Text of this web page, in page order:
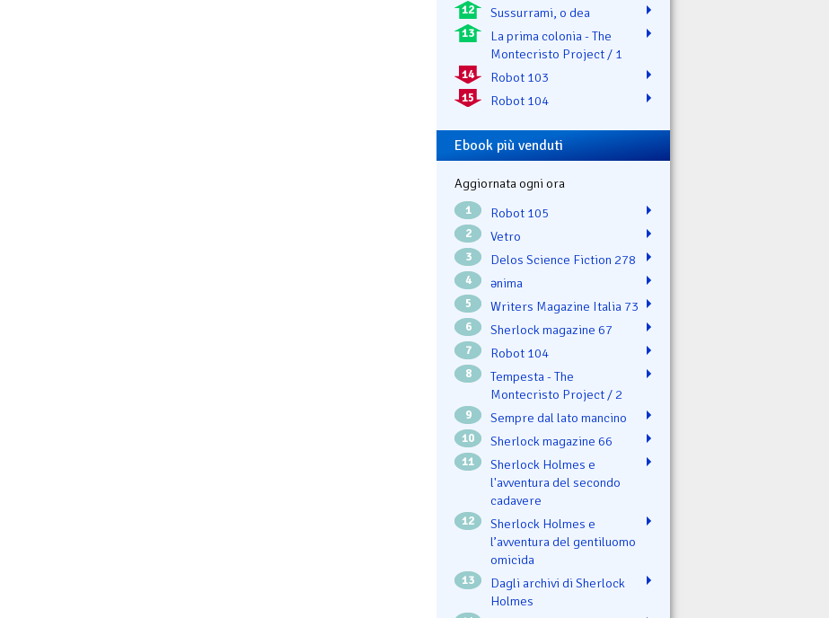
12 Sussurrami, o dea
13
La prima colonia - The
Montecristo Project / 1
14 Robot 103
15 Robot 104
Ebook più venduti
Aggiornata ogni ora
1 Robot 105
2 Vetro
3 Delos Science Fiction 278
4 ənima
5 Writers Magazine Italia 73
6 Sherlock magazine 67
7 Robot 104
8
Tempesta - The
Montecristo Project / 2
9 Sempre dal lato mancino
10 Sherlock magazine 66
11
Sherlock Holmes e
l'avventura del secondo
cadavere
12
Sherlock Holmes e
l’avventura del gentiluomo
omicida
13
Dagli archivi di Sherlock
Holmes